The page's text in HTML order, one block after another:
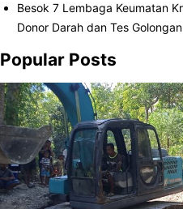
Besok 7 Lembaga Keumatan
Donor Darah dan Tes
Popular Posts